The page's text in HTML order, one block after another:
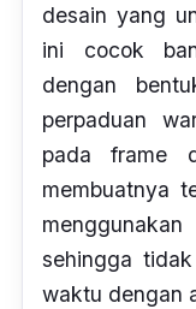
desain yang
ini cocok
dengan
perpaduan
pada frame
membuatnya
sehingga
waktu dengan